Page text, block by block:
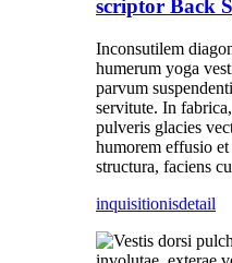
scriptor Back
Inconsutilem
humerum yoga
parvum
servitute. In
pulveris glacies
humorem effusio
structura, faciens
inquisitionisdetail